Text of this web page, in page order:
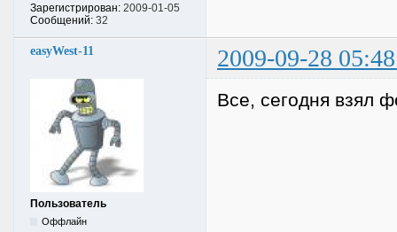
Зарегистрирован: 2009-01-05
Сообщений: 32
easyWest-11 2009-09-28
Пользователь
Оффлайн
Все, сегодня взял